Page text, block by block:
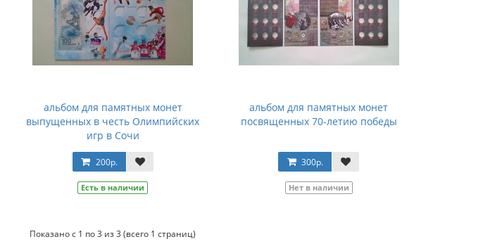
альбом для памятных монет
выпущенных в честь Олимпийских
игр в Сочи
200р.
Есть в наличии
альбом для памятных монет
посвященных 70-летию победы
300р.
Нет в наличии
Показано с 1 по 3 из 3 (всего 1 страниц)